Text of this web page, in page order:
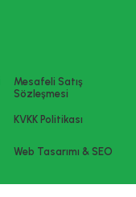
Mesafeli Satış
Sözleşmesi
KVKK Politikası
Web Tasarımı & SEO